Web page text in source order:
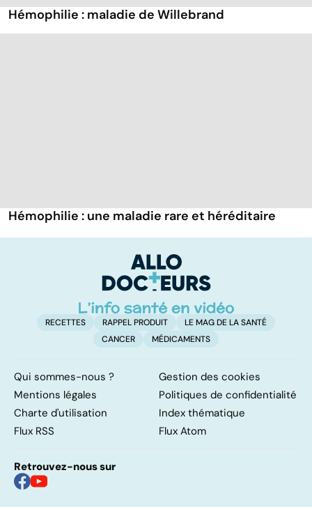
Hémophilie : maladie de Willebrand
Hémophilie : une maladie rare et héréditaire
RECETTES RAPPEL PRODUIT
LE MAG DE LA SANTÉ
CANCER
MÉDICAMENTS
Qui sommes-nous ?
Gestion des cookies
Mentions légales
Politiques de confidentialité
Charte d'utilisation
Index thématique
Flux RSS
Flux Atom
Retrouvez-nous sur